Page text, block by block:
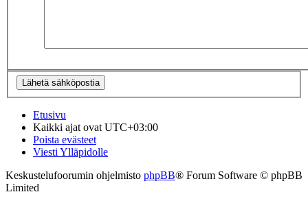
Etusivu
Kaikki ajat ovatUTC+03:00
Poista evästeet
Viesti Ylläpidolle
Keskustelufoorumin ohjelmisto phpBB® Forum Software © phpBB
Limited